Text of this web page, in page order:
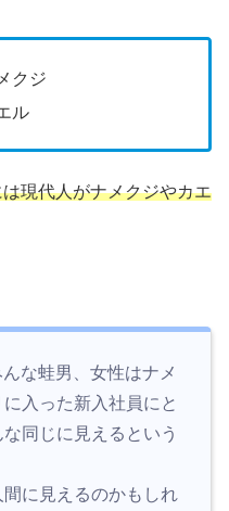
クジ
ル
現代人がナメクジやカエ
な蛙男、女性はナメ
入った新入社員にと
同じに見えるという
に見えるのかもしれ